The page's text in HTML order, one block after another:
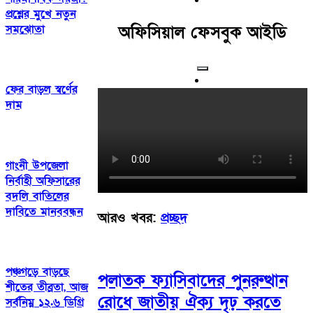
প্রশ্নের মুখে নতুন
সমঝোতা
ফের বাড়ল স্বর্ণের
দাম
গাংনী উপজেলা
নির্বাহী অফিসারের
বদলি বাতিলের
দাবিতে মানববন্ধন
পঞ্চগড়ে বাড়ছে
শীতের তীব্রতা, আজ
সর্বনিম্ন ১২.৬ ডিগ্রি
অফিসিয়াল ফেসবুক আইডি
আরও খবর: প্রচ্ছদ
পলাতক ফ্যাসিবাদের পুনরুত্থান
রোধে জাতীয় ঐক্য দৃঢ় করতে